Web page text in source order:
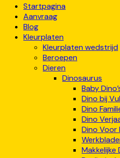
Startpagina
Aanvraag
Blog
Kleurplaten
Kleurplaten wedstrijd
Beroepen
Dieren
Dinosaurus
Baby
Dino bij
Dino
Dino
Dino Voor
Makkelijke